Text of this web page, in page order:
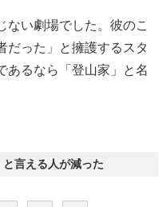
ない劇場でした。彼のこ
だった」と擁護するスタ
あるなら「登山家」と名
言える人が減った